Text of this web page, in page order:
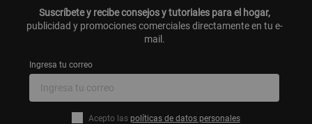
Suscríbete y recibe consejos y tutoriales para el hogar,
publicidad y promociones comerciales directamente en tu e-
mail.
Ingresa tu correo
Acepto las políticas de datos personales